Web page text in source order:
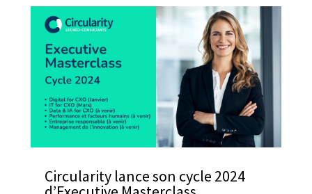
Circularity lance son cycle 2024